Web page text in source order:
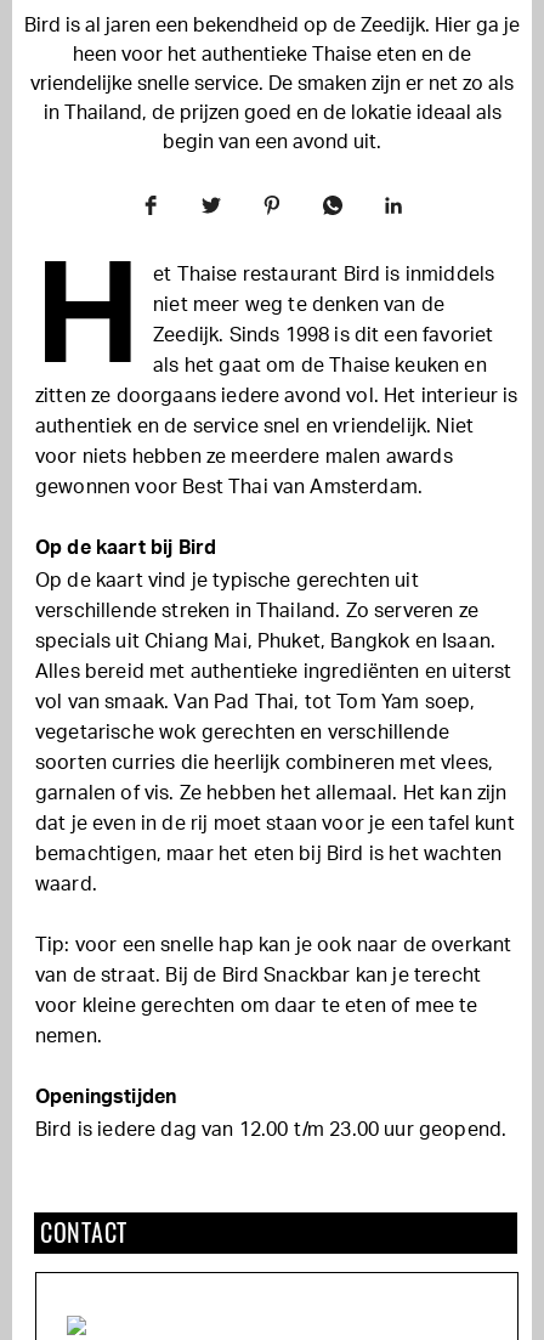
Bird is al jaren een bekendheid op de Zeedijk. Hier ga je
heen voor het authentieke Thaise eten en de
vriendelijke snelle service. De smaken zijn er net zo als
in Thailand, de prijzen goed en de lokatie ideaal als
begin van een avond uit.
H
et Thaise restaurant Bird is inmiddels
niet meer weg te denken van de
Zeedijk. Sinds 1998 is dit een favoriet
als het gaat om de Thaise keuken en
zitten ze doorgaans iedere avond vol. Het interieur is
authentiek en de service snel en vriendelijk. Niet
voor niets hebben ze meerdere malen awards
gewonnen voor Best Thai van Amsterdam.
Op de kaart bij Bird
Op de kaart vind je typische gerechten uit
verschillende streken in Thailand. Zo serveren ze
specials uit Chiang Mai, Phuket, Bangkok en Isaan.
Alles bereid met authentieke ingrediënten en uiterst
vol van smaak. Van Pad Thai, tot Tom Yam soep,
vegetarische wok gerechten en verschillende
soorten curries die heerlijk combineren met vlees,
garnalen of vis. Ze hebben het allemaal. Het kan zijn
dat je even in de rij moet staan voor je een tafel kunt
bemachtigen, maar het eten bij Bird is het wachten
waard.
Tip: voor een snelle hap kan je ook naar de overkant
van de straat. Bij de Bird Snackbar kan je terecht
voor kleine gerechten om daar te eten of mee te
nemen.
Openingstijden
Bird is iedere dag van 12.00 t/m 23.00 uur geopend.
CONTACT